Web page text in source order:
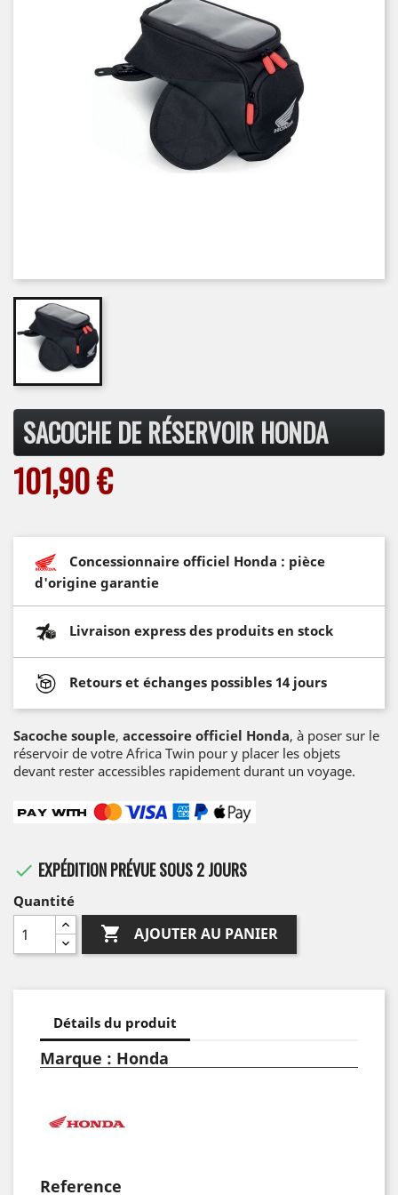
SACOCHE DE RÉSERVOIR HONDA
101,90 €
Concessionnaire officiel Honda : pièce
d'origine garantie
Livraison express des produits en stock
Retours et échanges possibles 14 jours
Sacoche souple, accessoire officiel Honda, à poser sur le
réservoir de votre Africa Twin pour y placer les objets
devant rester accessibles rapidement durant un voyage.
 EXPÉDITION PRÉVUE SOUS 2 JOURS
Quantité
 AJOUTER AU PANIER
Détails du produit
Marque : Honda
Reference